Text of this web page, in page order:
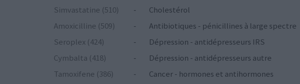
Simvastatine (510)
-
Cholestérol
Amoxicilline (509)
-
Antibiotiques - pénicillines à large spectre
Seroplex (424)
-
Dépression - antidépresseurs IRS
Cymbalta (418)
-
Dépression - antidépresseurs autre
Tamoxifene (386)
-
Cancer - hormones et antihormones